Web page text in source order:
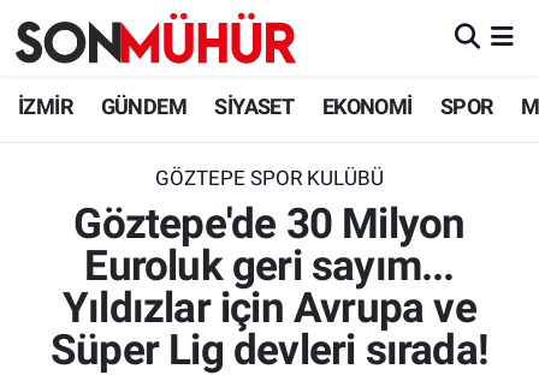
İZMİR GÜNDEM SİYASET EKONOMİ SPOR
GÖZTEPE SPOR KULÜBÜ
Göztepe'de 30 Milyon
Euroluk geri sayım...
Yıldızlar için Avrupa ve
Süper Lig devleri sırada!
İzmir Nöbetçi Eczaneler
İzmir Namaz Vakitleri
İzmir Trafik Yoğunluk Haritası
Süper Lig Puan Durumu ve Fikstür